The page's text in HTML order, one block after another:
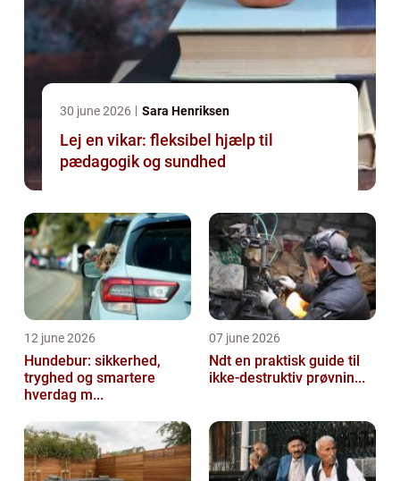
30 june 2026 Sara Henriksen
Lej en vikar: fleksibel hjælp til
pædagogik og sundhed
12 june 2026
Hundebur: sikkerhed,
tryghed og smartere
hverdag m...
07 june 2026
Ndt en praktisk guide til
ikke-destruktiv prøvnin...